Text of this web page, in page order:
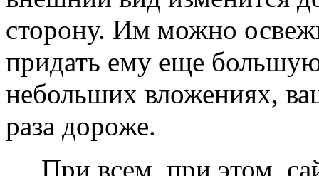
сторону. Им можно
придать ему еще
небольших вложениях,
раза дороже.
При всем, при этом,